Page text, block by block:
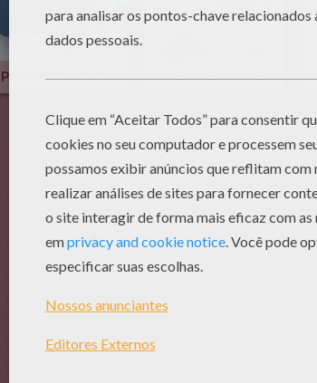
Papél De Parede: Boneco De Neve Jenny Com Um Boneco De Neve